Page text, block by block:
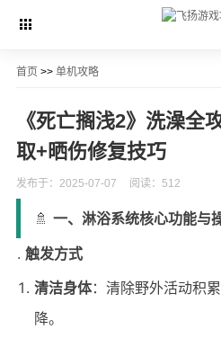
首页 >> 单机攻略
《死亡搁浅2》洗澡全
取+晒伤修复技巧
发布于：2025-07-07 阅读：512
🚿 一、淋浴系统核心功能与
触发方式
清洁身体：清除野外活动积
降。